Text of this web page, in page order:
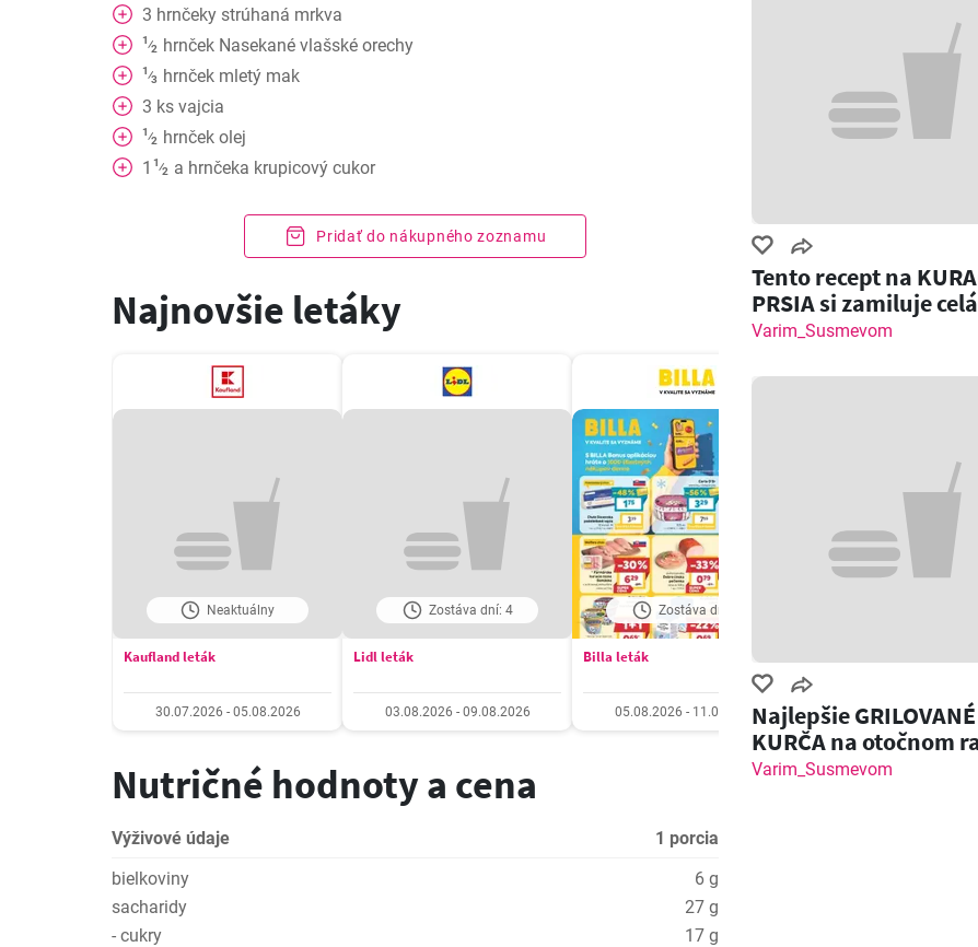
3 hrnčeky strúhaná mrkva
1⁄2 hrnček Nasekané vlašské orechy
1⁄3 hrnček mletý mak
3 ks vajcia
1⁄2 hrnček olej
1 1⁄2 a hrnčeka krupicový cukor
Pridať do nákupného zoznamu
Najnovšie letáky
Neaktuálny
Kaufland leták
30.07.2026 - 05.08.2026
Zostáva dní: 4
Lidl leták
03.08.2026 - 09.08.2026
Zostáva dní: 6
Billa leták
05.08.2026 - 11.08.2026 05.08.2026 -
Nutričné hodnoty a cena
Výživové údaje
1 porcia
bielkoviny
6 g
sacharidy
27 g
- cukry
17 g
Tento recept na
PRSIA si zamiluje celá
rodina!
Varim_Susmevom
Najlepšie GRILOVANÉ
KURČA na otočnom
Varim_Susmevom